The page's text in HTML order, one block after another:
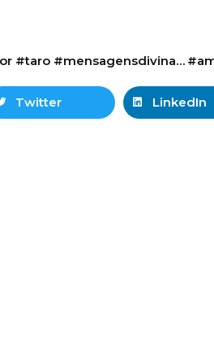
#amor #bomdiaamor #taro #mensagensdivinas #tarot #baralho #baralhociganogratis #simpatia
Twitter LinkedIn